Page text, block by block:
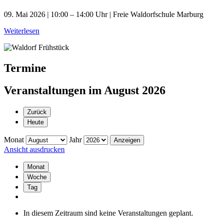
09. Mai 2026 | 10:00 – 14:00 Uhr | Freie Waldorfschule Marburg
Weiterlesen
Termine
Veranstaltungen im August 2026
Zurück
Heute
Monat
Jahr
Ansicht ausdrucken
Monat
Woche
Tag
In diesem Zeitraum sind keine Veranstaltungen geplant.